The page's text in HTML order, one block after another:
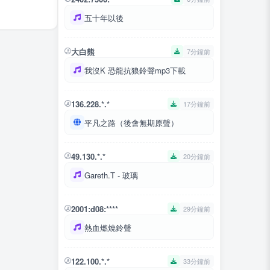
五十年以後
大白熊 7分鐘前
我沒K 恐龍抗狼鈴聲mp3下載
136.228.*.* 17分鐘前
平凡之路（後會無期原聲）
49.130.*.* 20分鐘前
Gareth.T - 玻璃
2001:d08:**** 29分鐘前
熱血燃燒鈴聲
122.100.*.* 33分鐘前